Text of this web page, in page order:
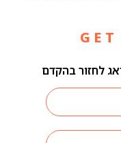
G E
לחזור בהקדם